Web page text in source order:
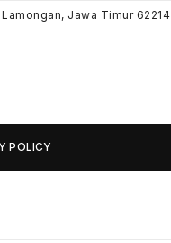
Jawa Timur 62214
POLICY